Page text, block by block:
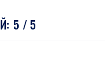
5 / 5